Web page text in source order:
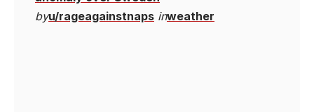
byu/rageagainstnaps inweather